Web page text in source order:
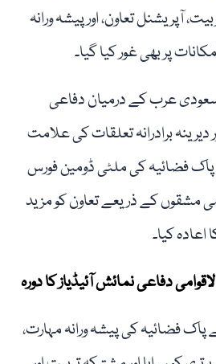
آپریشنل تعاون، اور پیشہ ورانہ
پر بھی غور کیا گیا۔
سعودی عرب کے درمیان دفاعی
دیرینہ برادرانہ تعلقات کی علامت
پاک فضائیہ کی ملٹی ڈومین فورس
مشقوں کے ذریعے تعاون کو مزید
کیا۔
دفاعی نمائش آئیڈیاز کا دورہ
فضائیہ کی پیشہ ورانہ مہارت،